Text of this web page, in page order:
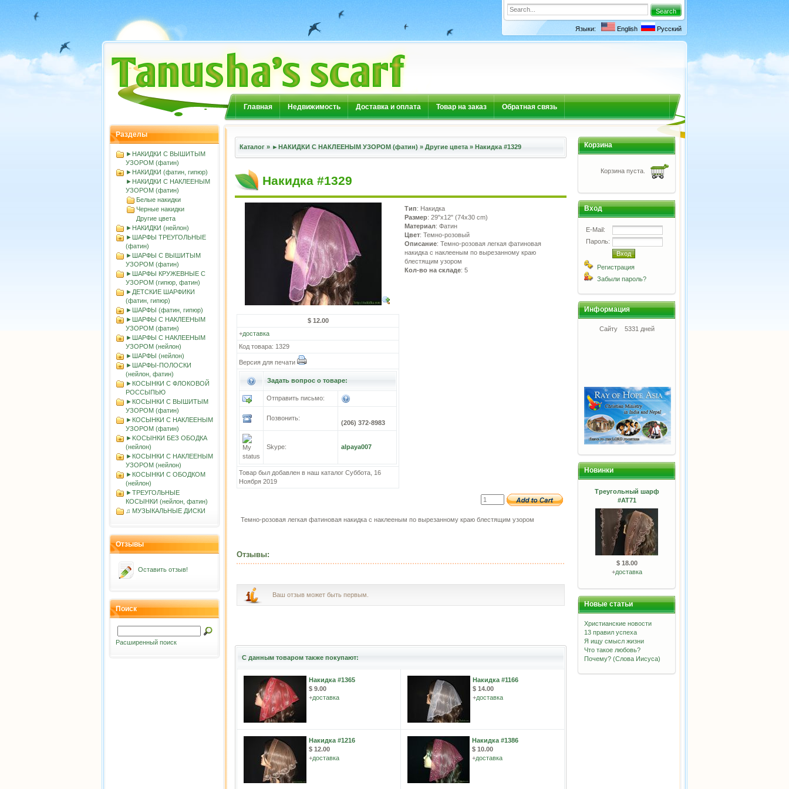
Языки: English Русский
Главная Недвижимость Доставка и оплата Товар на заказ Обратная связь
Разделы
►НАКИДКИ С ВЫШИТЫМ
УЗОРОМ (фатин)
►НАКИДКИ (фатин, гипюр)
►НАКИДКИ С НАКЛЕЕНЫМ
УЗОРОМ (фатин)
Белые накидки
Черные накидки
Другие цвета
►НАКИДКИ (нейлон)
►ШАРФЫ ТРЕУГОЛЬНЫЕ
(фатин)
►ШАРФЫ С ВЫШИТЫМ
УЗОРОМ (фатин)
►ШАРФЫ КРУЖЕВНЫЕ С
УЗОРОМ (гипюр, фатин)
►ДЕТСКИЕ ШАРФИКИ
(фатин, гипюр)
►ШАРФЫ (фатин, гипюр)
►ШАРФЫ С НАКЛЕЕНЫМ
УЗОРОМ (фатин)
►ШАРФЫ С НАКЛЕЕНЫМ
УЗОРОМ (нейлон)
►ШАРФЫ (нейлон)
►ШАРФЫ-ПОЛОСКИ
(нейлон, фатин)
►КОСЫНКИ С ФЛОКОВОЙ
РОССЫПЬЮ
►КОСЫНКИ С ВЫШИТЫМ
УЗОРОМ (фатин)
►КОСЫНКИ С НАКЛЕЕНЫМ
УЗОРОМ (фатин)
►KOСЫНКИ БЕЗ ОБОДКА
(нейлон)
►КОСЫНКИ С НАКЛЕЕНЫМ
УЗОРОМ (нейлон)
►КОСЫНКИ С ОБОДКОМ
(нейлон)
►ТРЕУГОЛЬНЫЕ
КОСЫНКИ (нейлон, фатин)
♫ МУЗЫКАЛЬНЫЕ ДИСКИ
Отзывы
Оставить отзыв!
Поиск
Расширенный поиск
Каталог » ►НАКИДКИ С НАКЛЕЕНЫМ УЗОРОМ (фатин) » Другие цвета » Накидка #1329
Накидка #1329
$ 12.00
+доставка
Код товара: 1329
Версия для печати
Задать вопрос о товаре:
Отправить письмо:
Позвонить:
(206) 372-8983
Skype: alpaya007
Товар был добавлен в наш каталог Суббота, 16
Ноября 2019
Тип: Накидка
Размер: 29"х12" (74х30 cm)
Материал: Фатин
Цвет: Темно-розовый
Описание: Темно-розовая легкая фатиновая
накидка с наклееным по вырезанному краю
блестящим узором
Кол-во на складе: 5
Темно-розовая легкая фатиновая накидка с наклееным по вырезанному краю блестящим узором
Отзывы:
Ваш отзыв может быть первым.
С данным товаром также покупают:
Накидка #1365
$ 9.00
+доставка
Накидка #1166
$ 14.00
+доставка
Накидка #1216
$ 12.00
+доставка
Накидка #1386
$ 10.00
+доставка
Корзина
Корзина пуста.
Вход
E-Mail:
Пароль:
Регистрация
Забыли пароль?
Информация
Сайту 5331 дней
Новинки
Треугольный шарф
#АТ71
$ 18.00
+доставка
Новые статьи
Христианские новости
13 правил успеха
Я ищу смысл жизни
Что такое любовь?
Почему? (Слова Иисуса)